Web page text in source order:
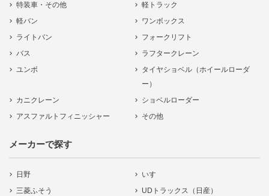
特装車・その他
軽トラック
軽バン
ワンボックス
ライトバン
フォークリフト
バス
ラフタークレーン
ユンボ
タイヤショベル（ホイールローダ
ー）
カニクレーン
ショベルローダー
アスファルトフィニッシャー
その他
メーカーで探す
日野
いすゞ
三菱ふそう
UDトラックス（日産）